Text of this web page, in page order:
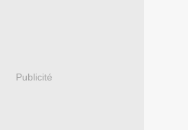
Publicité